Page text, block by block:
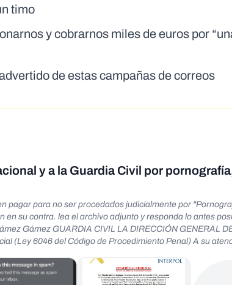
timo
y cobrarnos miles de euros por
de estas campañas de correos
y a la Guardia Civil por
pagar para no ser procedados judicialmente por
su contra. lea el archivo adjunto y responda lo antes
Gámez GUARDIA CIVIL LA DIRECCIÓN GENERAL
(Ley 6046 del Código de Procedimiento Penal) A su
infiltración (autorizado, en particular para la pornografia
informarle de que es objeto de una serie de